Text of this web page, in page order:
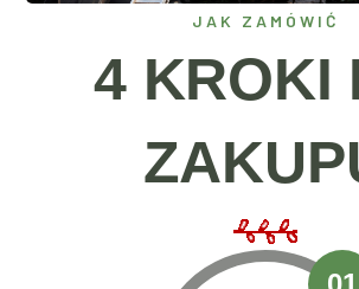
JAK ZAMÓWIĆ
4 KROKI